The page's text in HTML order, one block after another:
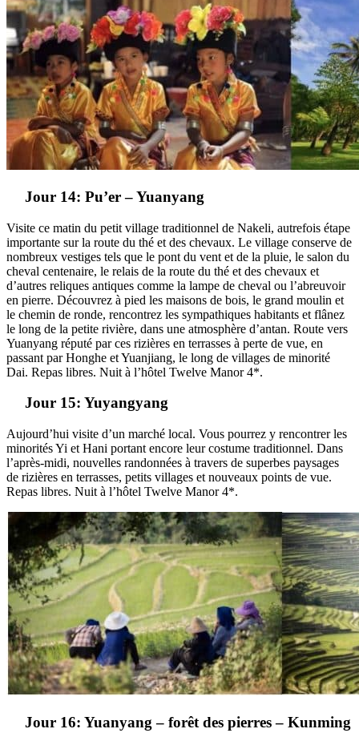
Jour 14: Pu’er – Yuanyang
Visite ce matin du petit village traditionnel de Nakeli, autrefois étape
importante sur la route du thé et des chevaux. Le village conserve de
nombreux vestiges tels que le pont du vent et de la pluie, le salon du
cheval centenaire, le relais de la route du thé et des chevaux et
d’autres reliques antiques comme la lampe de cheval ou l’abreuvoir
en pierre. Découvrez à pied les maisons de bois, le grand moulin et
le chemin de ronde, rencontrez les sympathiques habitants et flânez
le long de la petite rivière, dans une atmosphère d’antan. Route vers
Yuanyang réputé par ces rizières en terrasses à perte de vue, en
passant par Honghe et Yuanjiang, le long de villages de minorité
Dai. Repas libres. Nuit à l’hôtel Twelve Manor 4*.
Jour 15: Yuyangyang
Aujourd’hui visite d’un marché local. Vous pourrez y rencontrer les
minorités Yi et Hani portant encore leur costume traditionnel. Dans
l’après-midi, nouvelles randonnées à travers de superbes paysages
de rizières en terrasses, petits villages et nouveaux points de vue.
Repas libres. Nuit à l’hôtel Twelve Manor 4*.
Jour 16: Yuanyang – forêt des pierres – Kunming